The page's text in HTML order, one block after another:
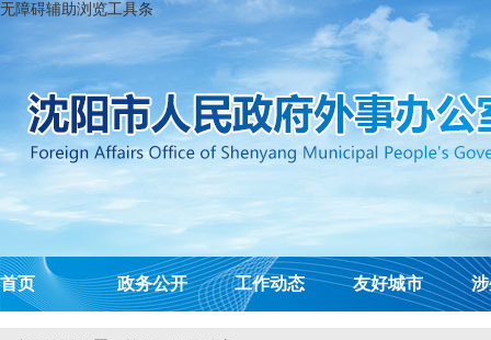
无障碍辅助浏览工具条
首页 政务公开 工作动态 友好城市